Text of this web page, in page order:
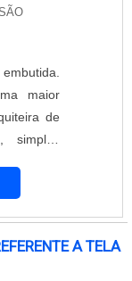
maior
de
simples
trabalha
que
é
A TELA